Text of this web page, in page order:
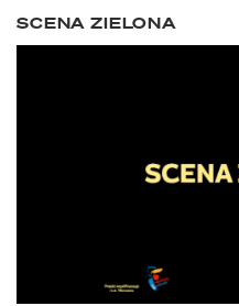
SCENA ZIELONA